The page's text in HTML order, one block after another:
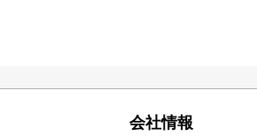
会社情報